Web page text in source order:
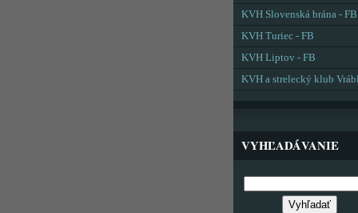
KVH Slovenská brána - FB
KVH Turiec - FB
KVH Liptov - FB
KVH a strelecký klub
VYHĽADÁVANIE